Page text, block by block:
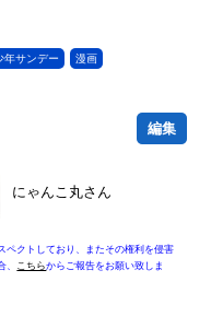
年サンデー 漫画
編集
にゃんこ丸さん
ペクトしており、またその権利を侵害
、
こちらからご報告をお願い致しま